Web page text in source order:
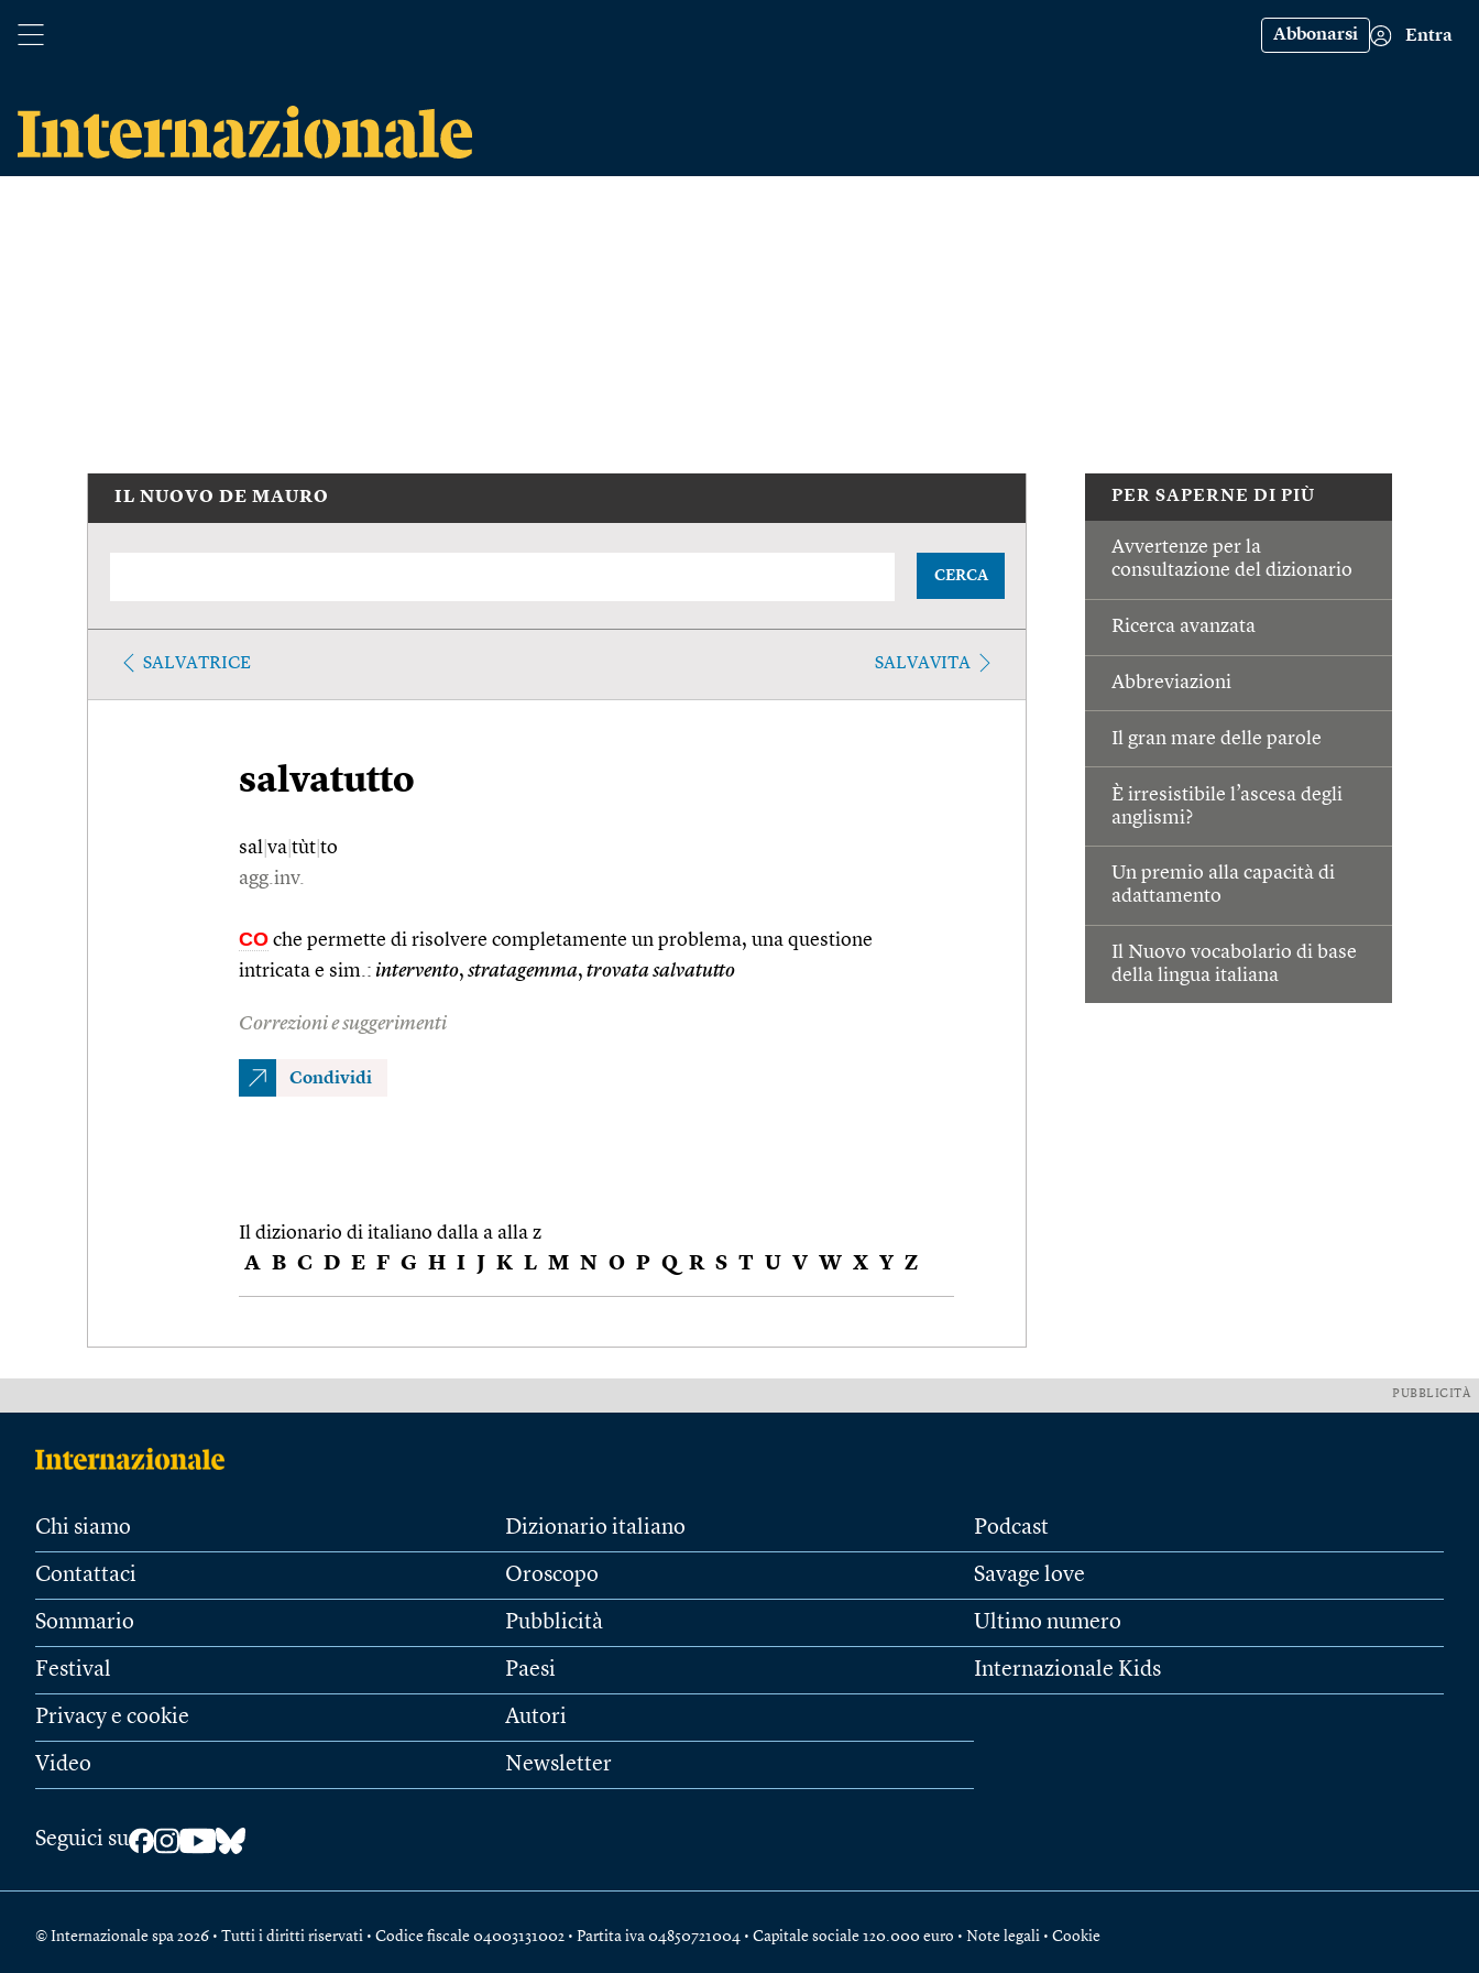
Abbonarsi Entra
PER SAPERNE DI PIÙ
Avvertenze per la
consultazione del dizionario
Ricerca avanzata
Abbreviazioni
Il gran mare delle parole
È irresistibile l’ascesa degli
anglismi?
Un premio alla capacità di
adattamento
Il Nuovo vocabolario di base
della lingua italiana
IL NUOVO DE MAURO
CERCA
SALVATRICE SALVAVITA
salvatutto
sal va tùt to
agg.inv.
CO che permette di risolvere completamente un problema, una questione
intricata e sim.: intervento, stratagemma, trovata salvatutto
Correzioni e suggerimenti
Condividi
Il dizionario di italiano dalla a alla z
A B C D E F G H I J K L M N O P Q R S T U V W X Y Z
PUBBLICITÀ
Chi siamo
Contattaci
Sommario
Festival
Privacy e cookie
Video
Dizionario italiano
Oroscopo
Pubblicità
Paesi
Autori
Newsletter
Podcast
Savage love
Ultimo numero
Internazionale Kids
Seguici su
© Internazionale spa 2026 • Tutti i diritti riservati • Codice fiscale 04003131002 • Partita iva 04850721004 • Capitale sociale 120.000 euro • Note legali • Cookie